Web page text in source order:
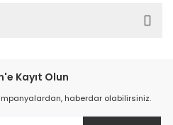
Kayıt Olun
haberdar olabilirsiniz.